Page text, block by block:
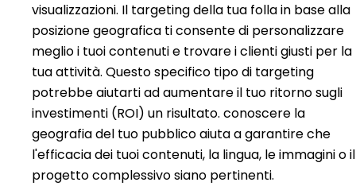
visualizzazioni. Il targeting della tua folla in base alla
posizione geografica ti consente di personalizzare
meglio i tuoi contenuti e trovare i clienti giusti per la
tua attività. Questo specifico tipo di targeting
potrebbe aiutarti ad aumentare il tuo ritorno sugli
investimenti (ROI) un risultato. conoscere la
geografia del tuo pubblico aiuta a garantire che
l'efficacia dei tuoi contenuti, la lingua, le immagini o il
progetto complessivo siano pertinenti.